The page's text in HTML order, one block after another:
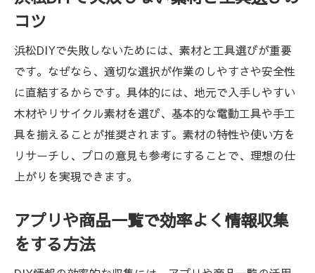
コツ
浜松DIYで失敗しないためには、素材と工具選びが重要
です。なぜなら、適切な選択が作業のしやすさや安全性
に直結するからです。具体的には、地元で入手しやすい
木材やリサイクル素材を選び、基本的な電動工具や手工
具を揃えることが推奨されます。素材の特性や使い方を
リサーチし、プロの意見も参考にすることで、理想の仕
上がりを実現できます。
アプリや商品一覧で効率よく情報収集
をする方法